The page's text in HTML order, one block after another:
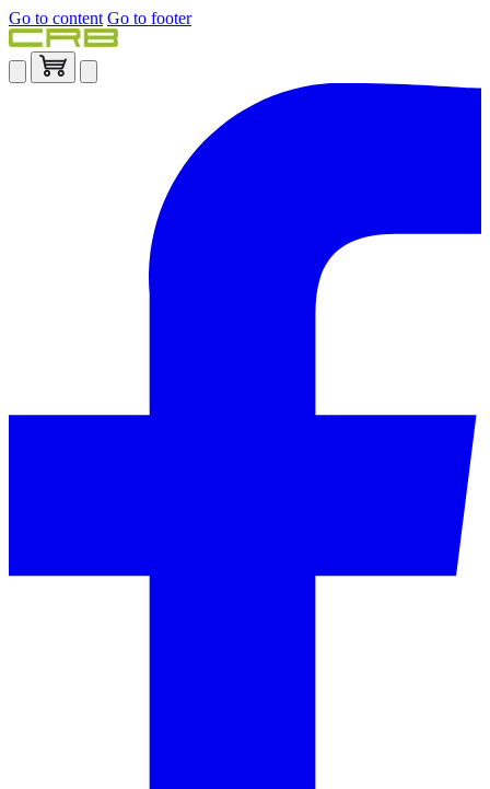
Go to content Go to footer